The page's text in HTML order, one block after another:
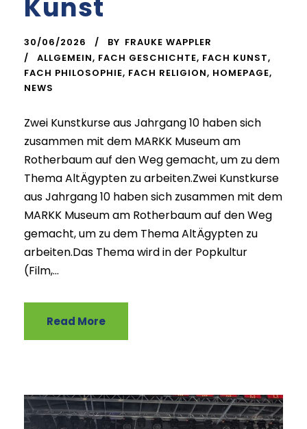
Kunst
30/06/2026 BY FRAUKE WAPPLER
ALLGEMEIN, FACH GESCHICHTE, FACH KUNST,
FACH PHILOSOPHIE, FACH RELIGION, HOMEPAGE,
NEWS
Zwei Kunstkurse aus Jahrgang 10 haben sich
zusammen mit dem MARKK Museum am
Rotherbaum auf den Weg gemacht, um zu dem
Thema AltÄgypten zu arbeiten.Zwei Kunstkurse
aus Jahrgang 10 haben sich zusammen mit dem
MARKK Museum am Rotherbaum auf den Weg
gemacht, um zu dem Thema AltÄgypten zu
arbeiten.Das Thema wird in der Popkultur
(Film,...
Read More